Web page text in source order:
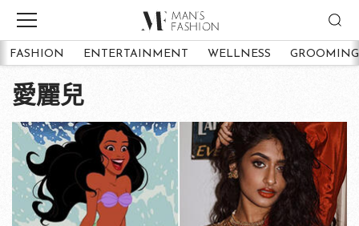
FASHION ENTERTAINMENT WELLNESS GROOMING
愛麗兒